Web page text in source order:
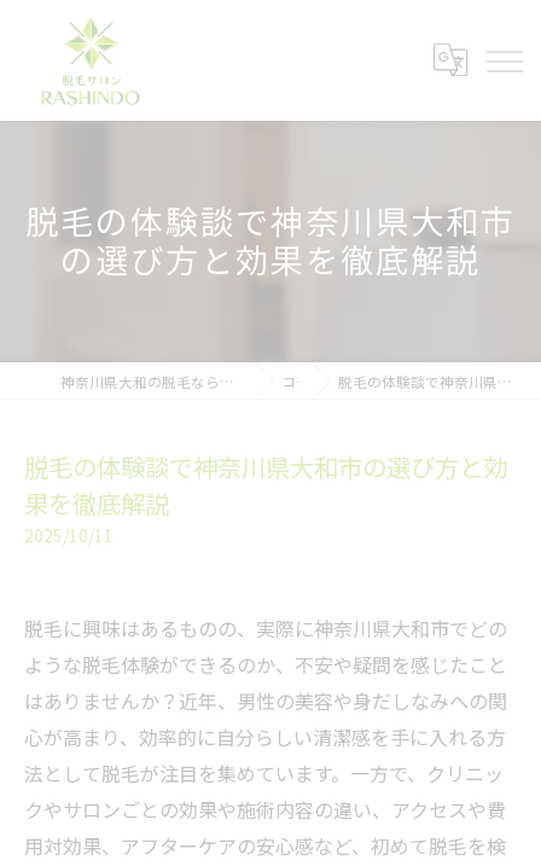
脱毛の体験談で神奈川県大和市
の選び方と効果を徹底解説
神奈川県大和の脱毛ならメンズ脱毛サロンRASHINDO大和店 コラム 脱毛の体験談で神奈川県大和市の選び方と効果を徹底解説
脱毛の体験談で神奈川県大和市の選び方と効
果を徹底解説
2025/10/11
脱毛に興味はあるものの、実際に神奈川県大和市でどの
ような脱毛体験ができるのか、不安や疑問を感じたこと
はありませんか？近年、男性の美容や身だしなみへの関
心が高まり、効率的に自分らしい清潔感を手に入れる方
法として脱毛が注目を集めています。一方で、クリニッ
クやサロンごとの効果や施術内容の違い、アクセスや費
用対効果、アフターケアの安心感など、初めて脱毛を検